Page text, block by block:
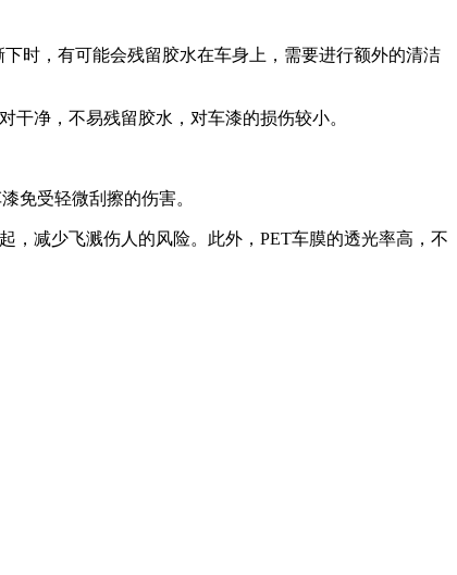
时，有可能会残留胶水在车身上，需要进行额外的清洁
净，不易残留胶水，对车漆的损伤较小。
免受轻微刮擦的伤害。
，减少飞溅伤人的风险。此外，PET车膜的透光率高，不